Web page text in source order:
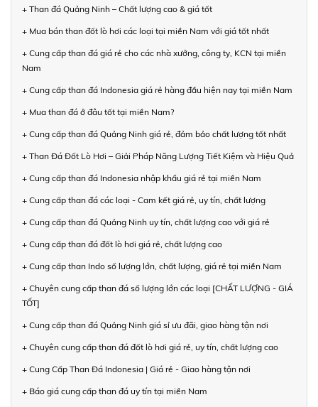
+ Than đá Quảng Ninh – Chất lượng cao & giá tốt
+ Mua bán than đốt lò hơi các loại tại miền Nam với giá tốt nhất
+ Cung cấp than đá giá rẻ cho các nhà xưởng, công ty, KCN tại miền
Nam
+ Cung cấp than đá Indonesia giá rẻ hàng đầu hiện nay tại miền Nam
+ Mua than đá ở đâu tốt tại miền Nam?
+ Cung cấp than đá Quảng Ninh giá rẻ, đảm bảo chất lượng tốt nhất
+ Than Đá Đốt Lò Hơi – Giải Pháp Năng Lượng Tiết Kiệm và Hiệu Quả
+ Cung cấp than đá Indonesia nhập khẩu giá rẻ tại miền Nam
+ Cung cấp than đá các loại - Cam kết giá rẻ, uy tín, chất lượng
+ Cung cấp than đá Quảng Ninh uy tín, chất lượng cao với giá rẻ
+ Cung cấp than đá đốt lò hơi giá rẻ, chất lượng cao
+ Cung cấp than Indo số lượng lớn, chất lượng, giá rẻ tại miền Nam
+ Chuyên cung cấp than đá số lượng lớn các loại [CHẤT LƯỢNG - GIÁ
TỐT]
+ Cung cấp than đá Quảng Ninh giá sỉ ưu đãi, giao hàng tận nơi
+ Chuyên cung cấp than đá đốt lò hơi giá rẻ, uy tín, chất lượng cao
+ Cung Cấp Than Đá Indonesia | Giá rẻ - Giao hàng tận nơi
+ Báo giá cung cấp than đá uy tín tại miền Nam